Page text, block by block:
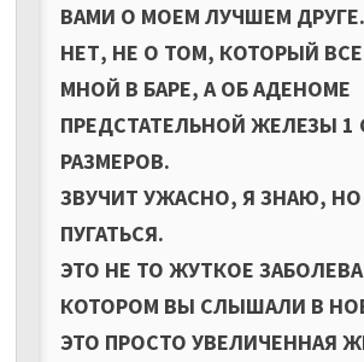
ВАМИ О МОЕМ ЛУЧШЕМ ДРУГЕ.
НЕТ, НЕ О ТОМ, КОТОРЫЙ
МНОЙ В БАРЕ, А ОБ АДЕНОМЕ
ПРЕДСТАТЕЛЬНОЙ ЖЕЛЕЗЫ 1
РАЗМЕРОВ.
ЗВУЧИТ УЖАСНО, Я ЗНАЮ,
ПУГАТЬСЯ.
ЭТО НЕ ТО ЖУТКОЕ
КОТОРОМ ВЫ СЛЫШАЛИ В
ЭТО ПРОСТО УВЕЛИЧЕННАЯ